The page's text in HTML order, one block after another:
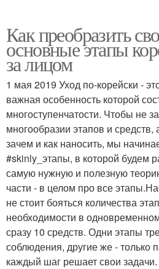
Как преобразить
основные этапы
за лицом
1 мая 2019 Уход по-корейски -
важная особенность которой
многоступенчатости. Чтобы не
многообразии этапов и средств,
зачем и как наносить, мы
#skinly_этапы, в которой будем
самую нужную и полезную
части - в целом про все
не стоит бояться количества
необходимости в
сразу 10 средств. Одни этапы
соблюдения, другие же - только
каждый шаг решает свои задачи.